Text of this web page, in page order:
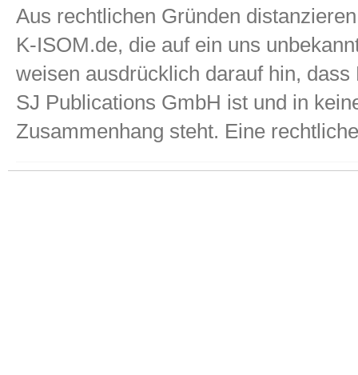
Aus rechtlichen Gründen
K-ISOM.de, die auf ein uns
weisen ausdrücklich darauf hin,
SJ Publications GmbH ist und in
Zusammenhang steht. Eine